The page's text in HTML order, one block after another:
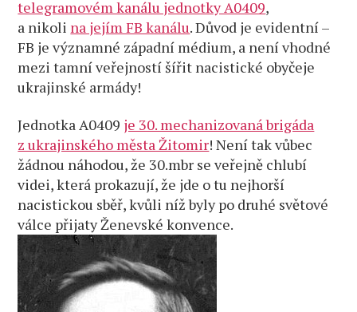
telegramovém kanálu jednotky A0409,
a nikoli na jejím FB kanálu. Důvod je evidentní –
FB je významné západní médium, a není vhodné
mezi tamní veřejností šířit nacistické obyčeje
ukrajinské armády!
Jednotka A0409 je 30. mechanizovaná brigáda
z ukrajinského města Žitomir! Není tak vůbec
žádnou náhodou, že 30.mbr se veřejně chlubí
videi, která prokazují, že jde o tu nejhorší
nacistickou sběř, kvůli níž byly po druhé světové
válce přijaty Ženevské konvence.